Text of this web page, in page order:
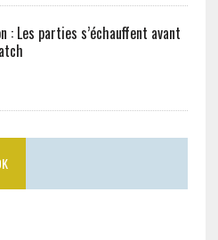
: Les parties s’échauffent avant